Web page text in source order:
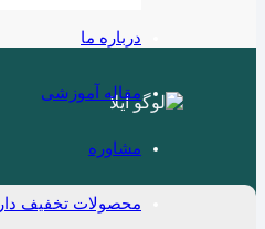
درباره ما
مقاله آموزشی
مشاوره
محصولات تخفیف دار